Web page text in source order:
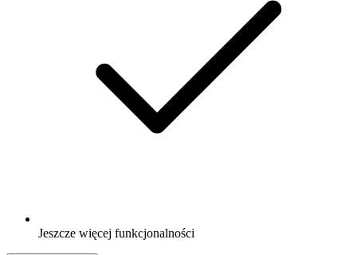
Jeszcze więcej funkcjonalności